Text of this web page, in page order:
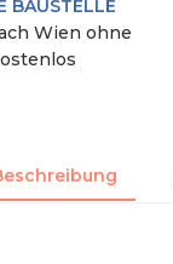
BAUSTELLE
Wien ohne